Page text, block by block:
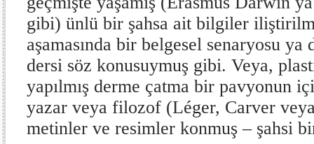
gibi) ünlü bir şahsa ait bilgiler
aşamasında bir belgesel senaryosu
dersi söz konusuymuş gibi. Veya,
yapılmış derme çatma bir pavyonun
yazar veya filozof (Léger, Carver
metinler ve resimler konmuş – şahsi